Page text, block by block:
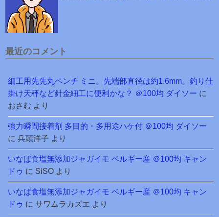
最近のコメント
細工用先先丸ペンチ ミニ。先端部直径は約1.6mm。釣り仕
掛け天秤など針金細工に便利かな？ ＠100均 ダイソー に
おさむ より
強力瞬間接着剤 多目的・多用途ハケ付 ＠100均 ダイソー
に兵頭洋子 より
いなば食塩無添加ジャガイモ ベルギー産 ＠100均 キャン
ドゥ に SiSO より
いなば食塩無添加ジャガイモ ベルギー産 ＠100均 キャン
ドゥ にサワムラカズエ より